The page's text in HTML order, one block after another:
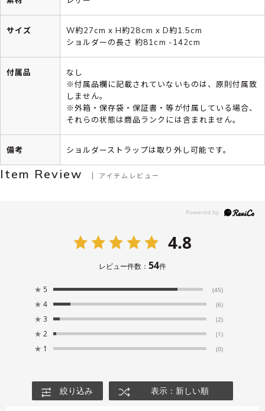
サイズ
W約27cm x H約28cm x D約1.5cm
ショルダーの長さ 約81cm -142cm
付属品
なし
※付属品欄に記載されていないものは、原則付属致
しません。
※外箱・保存袋・保証書・等が付属している場合、
それらの状態は商品ランクには含まれません。
備考 ショルダーストラップは取り外し可能です。
Item Review アイテムレビュー
4.8
レビュー件数： 54件
★ 5 (45)
★ 4 (6)
★ 3 (2)
★ 2 (1)
★ 1 (0)
絞り込み 表示：新しい順